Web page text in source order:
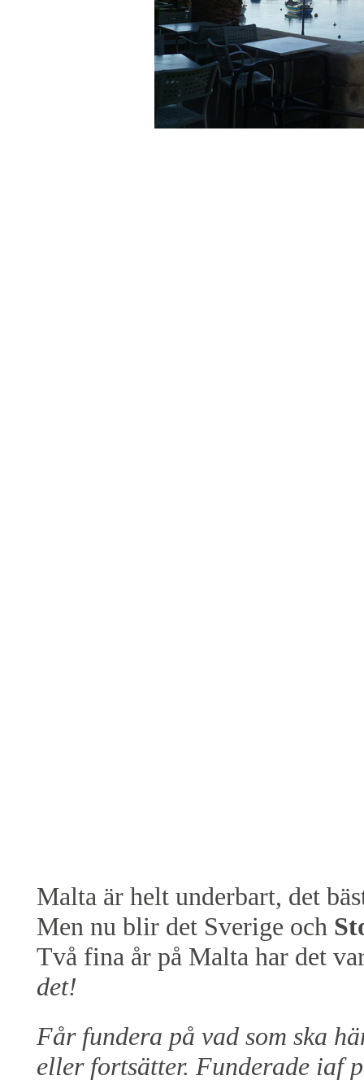
Malta är helt underbart, det
Men nu blir det Sverige och
Två fina år på Malta har det
det!
Får fundera på vad som ska
eller fortsätter. Funderade iaf